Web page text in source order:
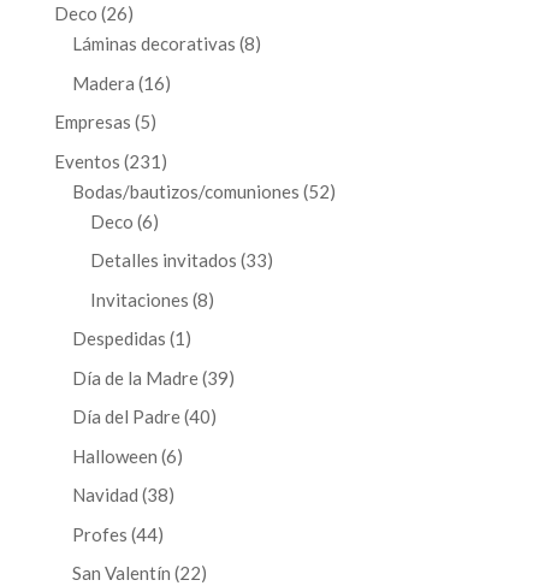
Deco 2626
productos
Láminas decorativas 88
Madera 1616
Empresas 55
productos
Eventos 231 231
productos
Bodas/bautizos/comuniones 5252
Deco 66
productos
Detalles invitados 3333
Invitaciones 88
Despedidas 1 1
producto
Día de la Madre 3939
Día del Padre 4040
Halloween 66
Navidad 3838
Profes 4444
productos
San Valentín 2222